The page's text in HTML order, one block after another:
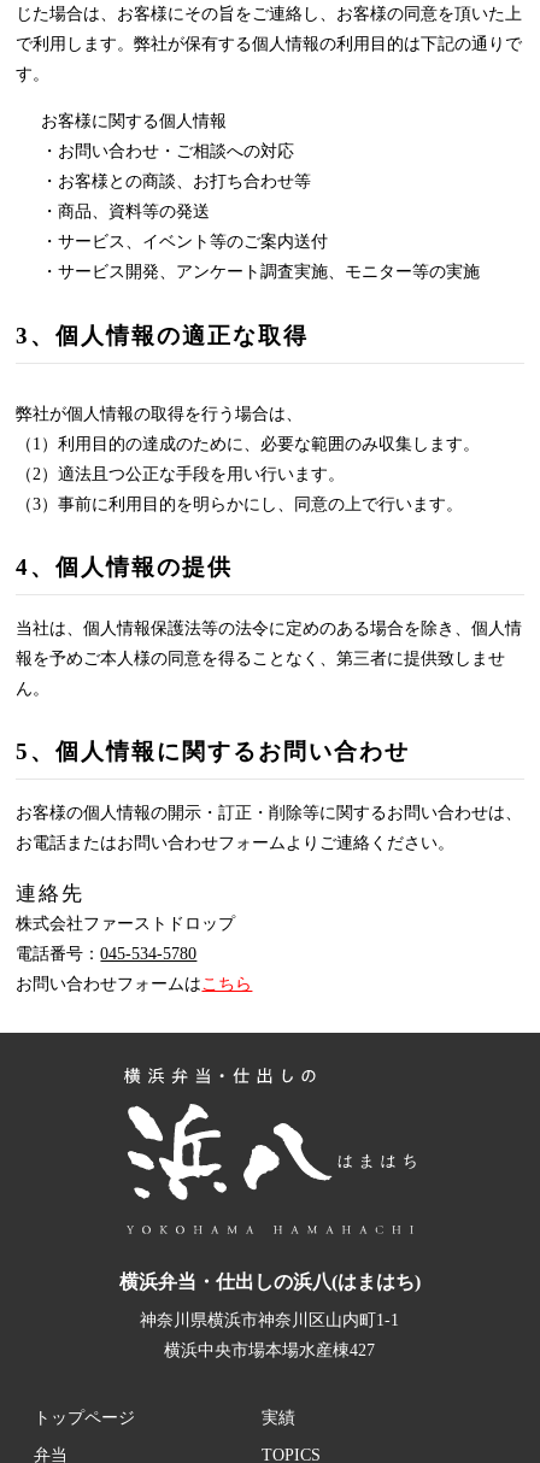
じた場合は、お客様にその旨をご連絡し、お客様の同意を頂いた上
で利用します。弊社が保有する個人情報の利用目的は下記の通りで
す。
お客様に関する個人情報
・お問い合わせ・ご相談への対応
・お客様との商談、お打ち合わせ等
・商品、資料等の発送
・サービス、イベント等のご案内送付
・サービス開発、アンケート調査実施、モニター等の実施
3、個人情報の適正な取得
弊社が個人情報の取得を行う場合は、
（1）利用目的の達成のために、必要な範囲のみ収集します。
（2）適法且つ公正な手段を用い行います。
（3）事前に利用目的を明らかにし、同意の上で行います。
4、個人情報の提供
当社は、個人情報保護法等の法令に定めのある場合を除き、個人情
報を予めご本人様の同意を得ることなく、第三者に提供致しませ
ん。
5、個人情報に関するお問い合わせ
お客様の個人情報の開示・訂正・削除等に関するお問い合わせは、
お電話またはお問い合わせフォームよりご連絡ください。
連絡先
株式会社ファーストドロップ
電話番号：045-534-5780
お問い合わせフォームはこちら
横浜弁当・仕出しの浜八(はまはち)
神奈川県横浜市神奈川区山内町1-1
横浜中央市場本場水産棟427
トップページ
弁当
実績
TOPICS